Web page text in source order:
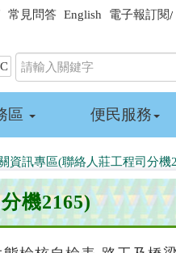
常見問答 English 電子報訂閱/
區 便民服務
資訊專區(聯絡人莊工程司分機
機2165)